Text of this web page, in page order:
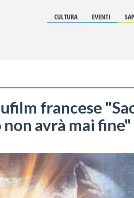
CULTURA EVENTI
francese
avrà mai fine"